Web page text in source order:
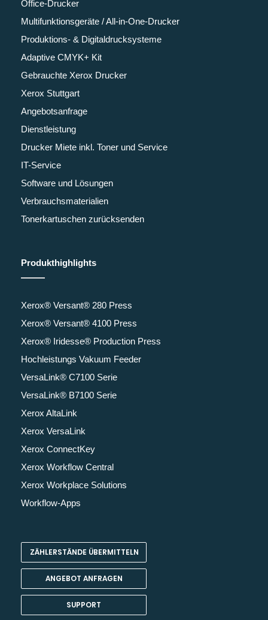
Office-Drucker
Multifunktionsgeräte / All-in-One-Drucker
Produktions- & Digitaldrucksysteme
Adaptive CMYK+ Kit
Gebrauchte Xerox Drucker
Xerox Stuttgart
Angebotsanfrage
Dienstleistung
Drucker Miete inkl. Toner und Service
IT-Service
Software und Lösungen
Verbrauchsmaterialien
Tonerkartuschen zurücksenden
Produkthighlights
Xerox® Versant® 280 Press
Xerox® Versant® 4100 Press
Xerox® Iridesse® Production Press
Hochleistungs Vakuum Feeder
VersaLink® C7100 Serie
VersaLink® B7100 Serie
Xerox AltaLink
Xerox VersaLink
Xerox ConnectKey
Xerox Workflow Central
Xerox Workplace Solutions
Workflow-Apps
ZÄHLERSTÄNDE ÜBERMITTELN
ANGEBOT ANFRAGEN
SUPPORT